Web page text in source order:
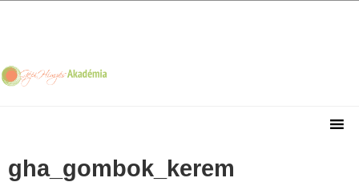
navigation
content
sidebar
gha_gombok_kerem